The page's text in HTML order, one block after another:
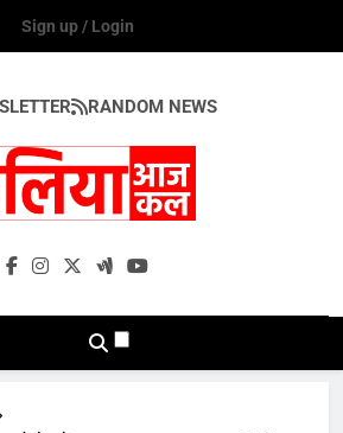
Sign up / Login
RANDOM NEWS
Aaj Kal